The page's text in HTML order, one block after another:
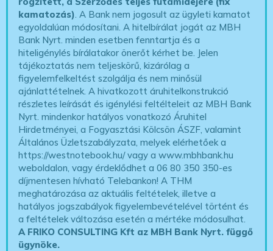
kamatozás). A Bank nem jogosult az ügyleti kamatot
egyoldalúan módosítani. A hitelbírálat jogát az MBH
Bank Nyrt. minden esetben fenntartja és a
hiteligénylés bírálatakor önerőt kérhet be. Jelen
tájékoztatás nem teljeskörű, kizárólag a
figyelemfelkeltést szolgálja és nem minősül
ajánlattételnek. A hivatkozott áruhitelkonstrukció
részletes leírását és igénylési feltélteleit az MBH Bank
Nyrt. mindenkor hatályos vonatkozó Áruhitel
Hirdetményei, a Fogyasztási Kölcsön ÁSZF, valamint
Általános Üzletszabályzata, melyek elérhetőek a
https://westnotebook.hu/vagy a www.mbhbank.hu
weboldalon, vagy érdeklődhet a 06 80 350 350-es
díjmentesen hívható Telebankon! A THM
meghatározása az aktuális feltételek, illetve a
hatályos jogszabályok figyelembevételével történt és
a feltételek változása esetén a mértéke módosulhat.
A FRIKO CONSULTING Kft az MBH Bank Nyrt. függő
ügynöke.